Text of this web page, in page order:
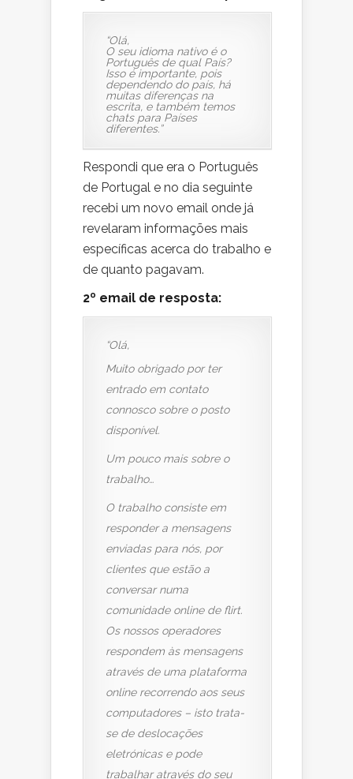
“Olá,
O seu idioma nativo é o
Português de qual País?
Isso é importante, pois
dependendo do país, há
muitas diferenças na
escrita, e também temos
chats para Países
diferentes.”
Respondi que era o Português
de Portugal e no dia seguinte
recebi um novo email onde já
revelaram informações mais
específicas acerca do trabalho e
de quanto pagavam.
2º email de resposta:
“Olá,
Muito obrigado por ter
entrado em contato
connosco sobre o posto
disponível.
Um pouco mais sobre o
trabalho…
O trabalho consiste em
responder a mensagens
enviadas para nós, por
clientes que estão a
conversar numa
comunidade online de flirt.
Os nossos operadores
respondem às mensagens
através de uma plataforma
online recorrendo aos seus
computadores – isto trata-
se de deslocações
eletrónicas e pode
trabalhar através do seu